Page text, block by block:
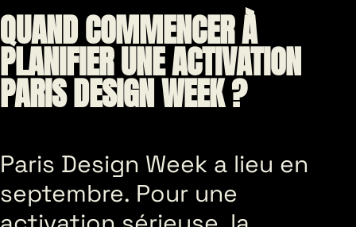
QUAND COMMENCER À
PLANIFIER UNE ACTIVATION
PARIS DESIGN WEEK ?
Paris Design Week a lieu en
septembre. Pour une